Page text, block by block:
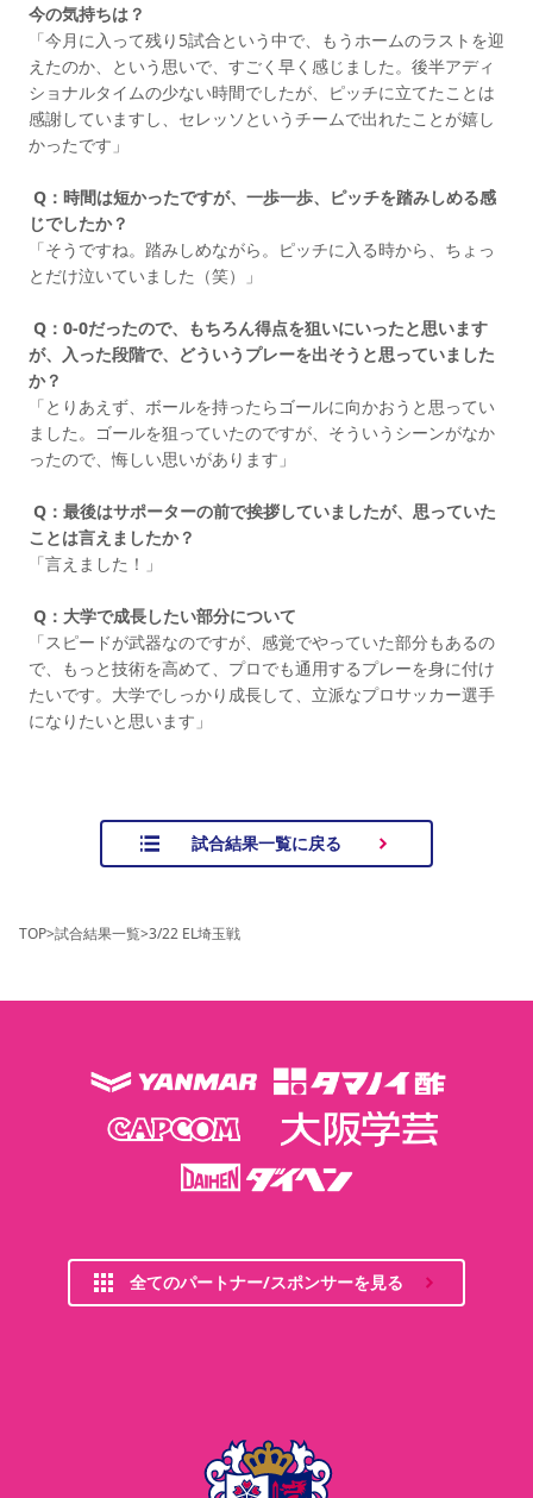
今の気持ちは？
「今月に入って残り5試合という中で、もうホームのラストを迎
えたのか、という思いで、すごく早く感じました。後半アディ
ショナルタイムの少ない時間でしたが、ピッチに立てたことは
感謝していますし、セレッソというチームで出れたことが嬉し
かったです」
Q：時間は短かったですが、一歩一歩、ピッチを踏みしめる感
じでしたか？
「そうですね。踏みしめながら。ピッチに入る時から、ちょっ
とだけ泣いていました（笑）」
Q：0-0だったので、もちろん得点を狙いにいったと思います
が、入った段階で、どういうプレーを出そうと思っていました
か？
「とりあえず、ボールを持ったらゴールに向かおうと思ってい
ました。ゴールを狙っていたのですが、そういうシーンがなか
ったので、悔しい思いがあります」
Q：最後はサポーターの前で挨拶していましたが、思っていた
ことは言えましたか？
「言えました！」
Q：大学で成長したい部分について
「スピードが武器なのですが、感覚でやっていた部分もあるの
で、もっと技術を高めて、プロでも通用するプレーを身に付け
たいです。大学でしっかり成長して、立派なプロサッカー選手
になりたいと思います」
試合結果一覧に戻る
TOP>試合結果一覧>3/22 EL埼玉戦
全てのパートナー/スポンサーを見る